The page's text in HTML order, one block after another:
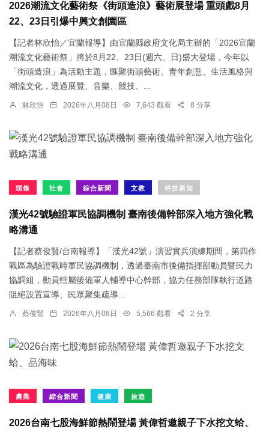
2026潮流文化藝術祭《街頭造浪》藝術展登場 重頭戲8月
22、23日引爆中興文創園區
【記者林欣怡／宜蘭報導】由宜蘭縣政府文化局主辦的「2026宜蘭
潮流文化藝術祭」將於8月22、23日(週六、日)盛大登場，今年以
「街頭造浪」為活動主題，匯聚街頭藝術、青年創意、生活風格與
潮流文化，透過展覽、音樂、競技、...
林欣怡 2026年八月08日 7,643 觀看 8 分享
頭條 社會 綜合新聞 文教 科技新知
漢光42號驗證軍民協調機制 臺南後備幹部深入地方強化戰
略溝通
【記者蔡俊賢/台南報導】「漢光42號」演習實兵演練期間，第四作
戰區為驗證戰時軍民協調機制，透過臺南市後備指揮部動員暨民力
協調組，動員轄屬後備軍人輔導中心幹部，協力任務部隊執行道路
阻絕設置宣導、民眾聚集疏導...
蔡俊賢 2026年八月08日 5,566 觀看 2 分享
農業 綜合新聞 健康 旅遊
2026台南七股海鮮節熱鬧登場 黃偉哲邀親子下水挖文蛤、